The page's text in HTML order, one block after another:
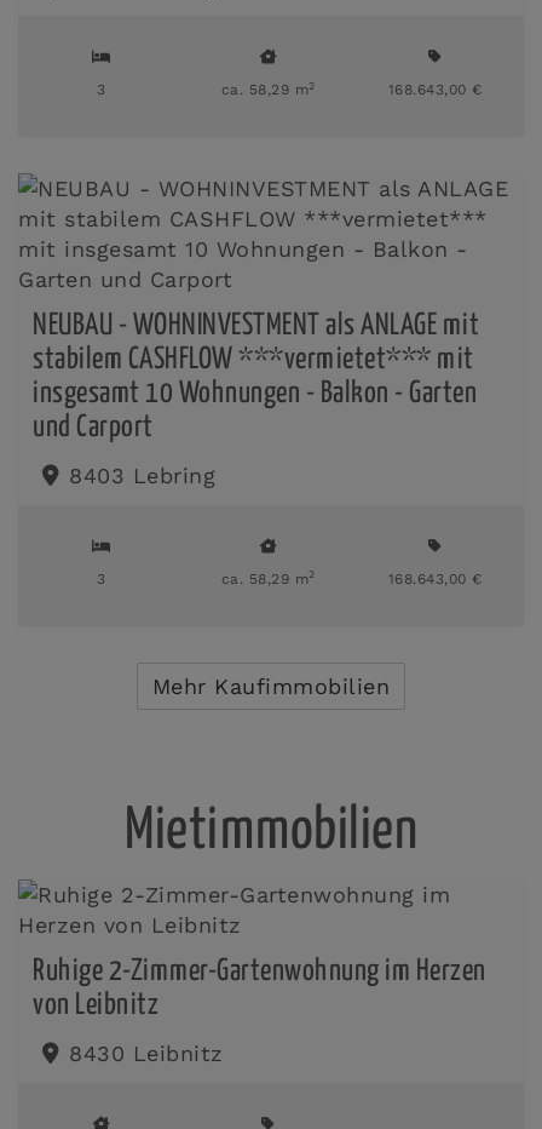
3 ca. 58,29 m2 168.643,00 €
NEUBAU - WOHNINVESTMENT als ANLAGE mit
stabilem CASHFLOW ***vermietet*** mit
insgesamt 10 Wohnungen - Balkon - Garten
und Carport
8403 Lebring
3 ca. 58,29 m2 168.643,00 €
Mehr Kaufimmobilien
Mietimmobilien
Ruhige 2-Zimmer-Gartenwohnung im Herzen
von Leibnitz
8430 Leibnitz